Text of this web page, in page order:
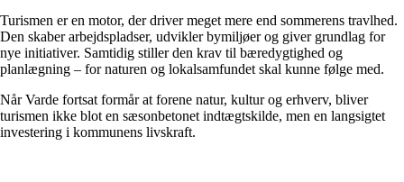
Turismen er en motor, der driver meget mere end sommerens travlhed.
Den skaber arbejdspladser, udvikler bymiljøer og giver grundlag for
nye initiativer. Samtidig stiller den krav til bæredygtighed og
planlægning – for naturen og lokalsamfundet skal kunne følge med.
Når Varde fortsat formår at forene natur, kultur og erhverv, bliver
turismen ikke blot en sæsonbetonet indtægtskilde, men en langsigtet
investering i kommunens livskraft.